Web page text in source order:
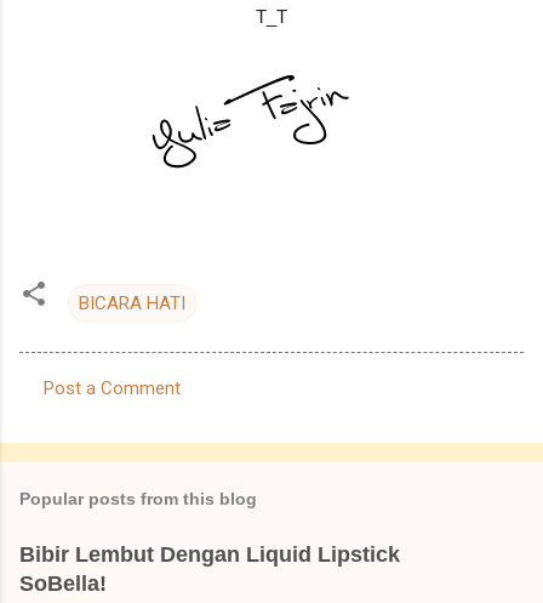
T_T
BICARA HATI
o
m
e
n
Post a Comment
Popular posts from this blog
Bibir Lembut Dengan Liquid Lipstick
SoBella!